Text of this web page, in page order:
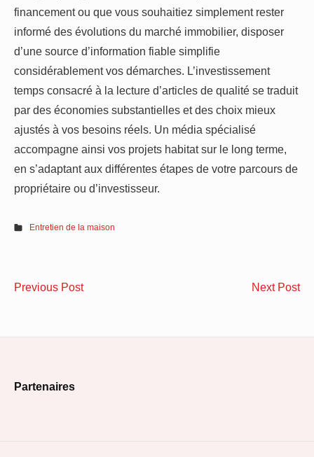
financement ou que vous souhaitiez simplement rester
informé des évolutions du marché immobilier, disposer
d’une source d’information fiable simplifie
considérablement vos démarches. L’investissement
temps consacré à la lecture d’articles de qualité se traduit
par des économies substantielles et des choix mieux
ajustés à vos besoins réels. Un média spécialisé
accompagne ainsi vos projets habitat sur le long terme,
en s’adaptant aux différentes étapes de votre parcours de
propriétaire ou d’investisseur.
Entretien de la maison
Navigation
Previous PostCabete
Next Post
Partenaires